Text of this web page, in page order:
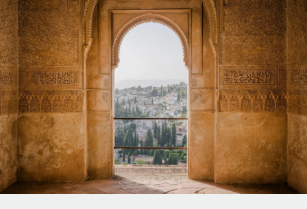
Zzp'ers internationaal onboarden en beheren
PEO
Ingewikkelde HR-taken eenvoudig uitbesteden
INFRASTRUCTUUR
Remote Embedded
HR naadloos in workflows integreren
Platform
Ingebouwde essentiële HR-functies voor je team
GROEIFASE
Start-ups
Flexibele global HR en payroll solutions voor groeiende
bedrijven
Mid-market
Teams uitbreiden met HR solutions op maat
Enterprise
Global HR voor grote bedrijven
Betalingscalculator voor zzp'ers
Ontdek valuta-opties en betaalsnelheden voor
internationale zzp'ers
LEREN MET REMOTE
Onderzoek en gidsen
Casestudy's
HR-woordenlijst
Checklists en templates
Nederlands
Français
Deutsch
Español
Italiano
Português (Portugal)
Inloggen